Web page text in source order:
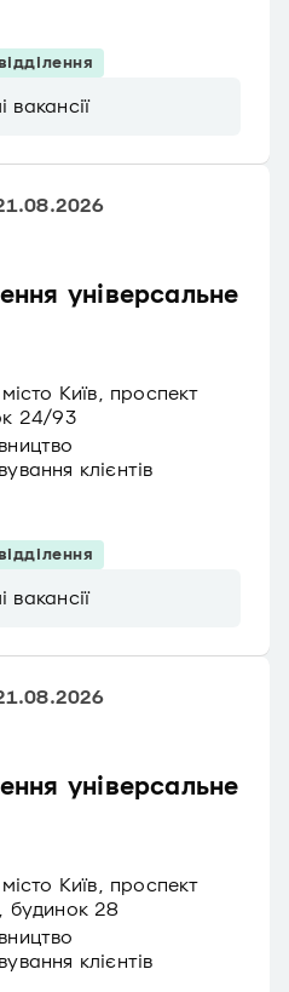
вакансії
універсальне
Київ, проспект
24/93
клієнтів
вакансії
універсальне
Київ, проспект
будинок 28
клієнтів